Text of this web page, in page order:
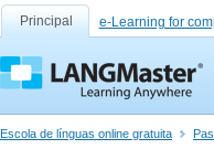
Principal e-Learning for
Escola de línguas online gratuita